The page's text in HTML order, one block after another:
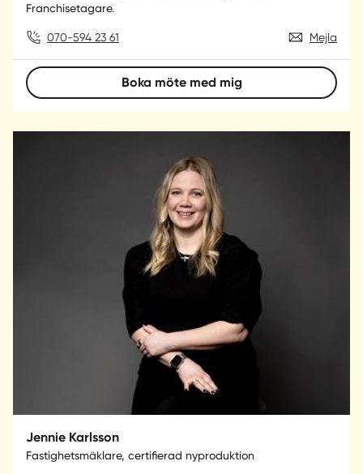
Franchisetagare.
070-594 23 61 Mejla
Boka möte med mig
Jennie Karlsson
Fastighetsmäklare, certifierad nyproduktion